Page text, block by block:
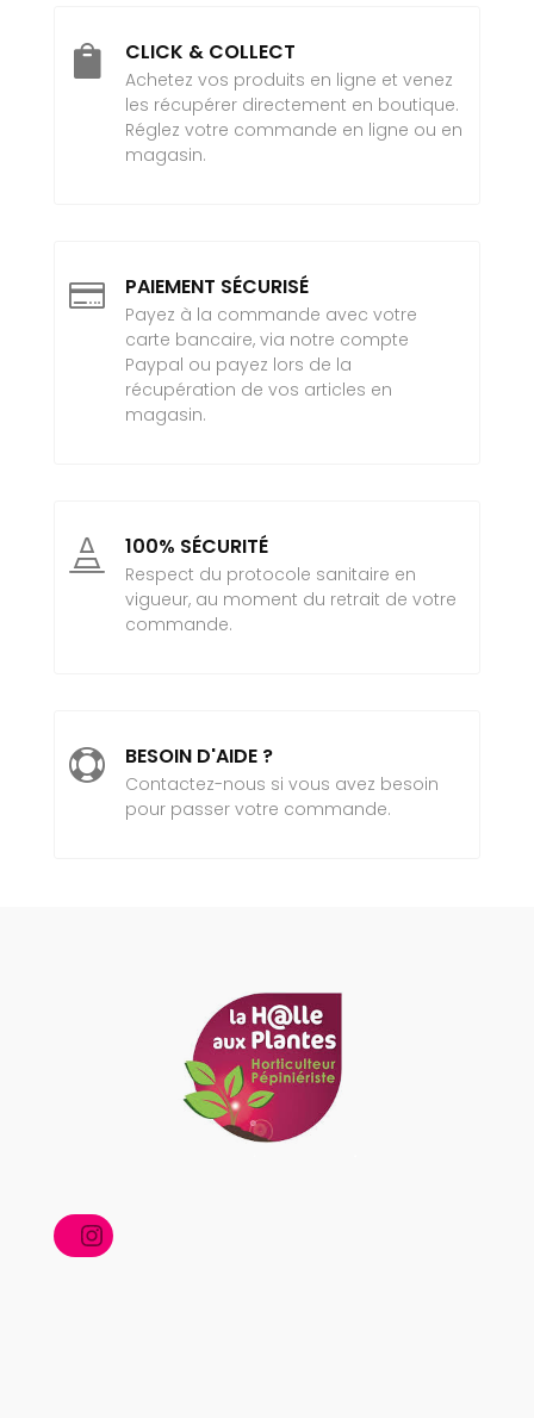
 CLICK & COLLECT
Achetez vos produits en ligne et venez
les récupérer directement en boutique.
Réglez votre commande en ligne ou en
magasin.
 PAIEMENT SÉCURISÉ
Payez à la commande avec votre
carte bancaire, via notre compte
Paypal ou payez lors de la
récupération de vos articles en
magasin.
 100% SÉCURITÉ
Respect du protocole sanitaire en
vigueur, au moment du retrait de votre
commande.
 BESOIN D'AIDE ?
Contactez-nous si vous avez besoin
pour passer votre commande.
Instagram